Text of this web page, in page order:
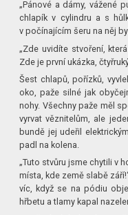
„Pánové a dámy, vážené
chlapík v cylindru a s
v počínajícím šeru na něj
„Zde uvidíte stvoření,
Zde je první ukázka,
Šest chlapů, pořízků,
oko, paže silné jak
nohy. Všechny paže měl
vyrvat věznitelům, ale
bundě jej udeřil
padl na kolena.
„Tuto stvůru jsme chytili v
místa, kde země slabě
víc, když se na pódiu
hřbetu a tlamy kapal